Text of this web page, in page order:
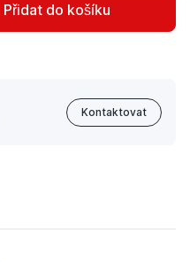
Přidat do košíku
Kontaktovat